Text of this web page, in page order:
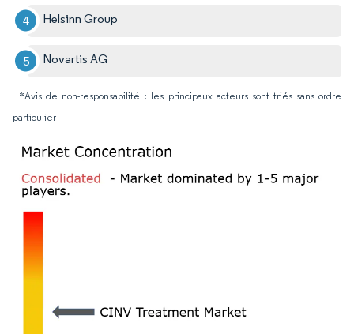
Helsinn Group
Novartis AG
*Avis de non-responsabilité : les principaux acteurs sont triés sans ordre
particulier